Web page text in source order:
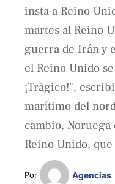
insta a Reino
martes al Reino
guerra de Irán y
el Reino Unido
¡Trágico!",
marítimo del
cambio,
Reino Unido,
Por Agencias